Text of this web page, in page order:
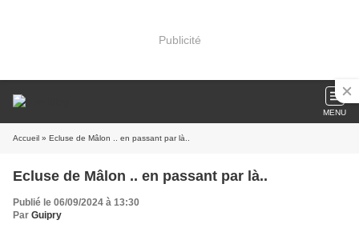
Publicité
MENU
Accueil » Ecluse de Mâlon .. en passant par là..
Ecluse de Mâlon .. en passant par là..
Publié le 06/09/2024 à 13:30
Par Guipry